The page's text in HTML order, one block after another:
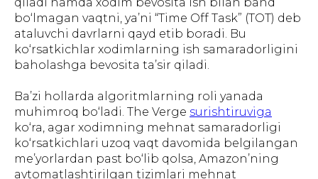
bo‘lmagan vaqtni, ya’ni “Time Off Task” (TOT) deb
ataluvchi davrlarni qayd etib boradi. Bu
ko‘rsatkichlar xodimlarning ish samaradorligini
baholashga bevosita ta’sir qiladi.
Ba’zi hollarda algoritmlarning roli yanada
muhimroq bo‘ladi. The Verge surishtiruviga
ko‘ra, agar xodimning mehnat samaradorligi
ko‘rsatkichlari uzoq vaqt davomida belgilangan
me’yorlardan past bo‘lib qolsa, Amazon’ning
avtomatlashtirilgan tizimlari mehnat